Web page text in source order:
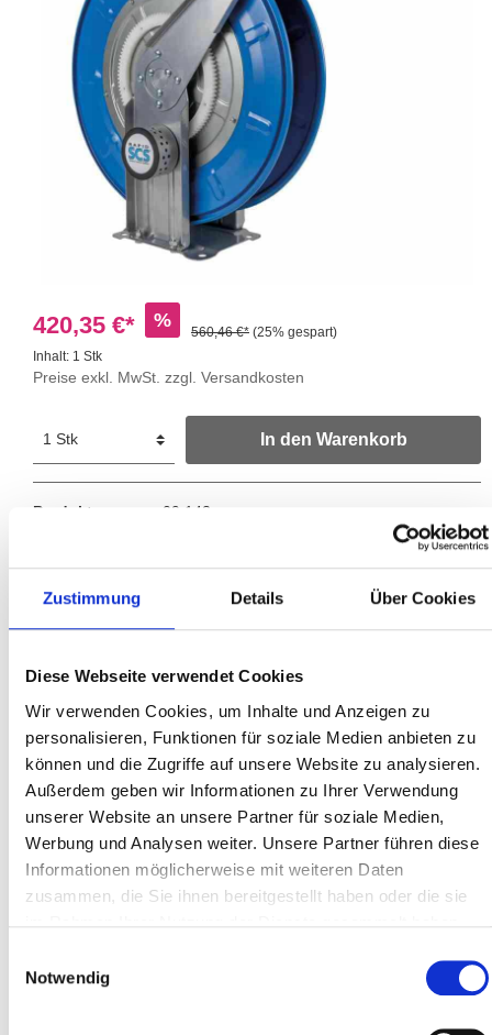
Zustimmung Details Über Cookies
Diese Webseite verwendet Cookies
Wir verwenden Cookies, um Inhalte und Anzeigen zu
personalisieren, Funktionen für soziale Medien anbieten zu
können und die Zugriffe auf unsere Website zu analysieren.
Außerdem geben wir Informationen zu Ihrer Verwendung
unserer Website an unsere Partner für soziale Medien,
Werbung und Analysen weiter. Unsere Partner führen diese
Informationen möglicherweise mit weiteren Daten
zusammen, die Sie ihnen bereitgestellt haben oder die sie
Notwendig
420,35 €* %
560,46 €* (25% gespart)
Inhalt: 1 Stk
Preise exkl. MwSt. zzgl. Versandkosten
In den Warenkorb
Produktnummer: 09 143
Automatischer Schlauchaufroller in lackierter
RollenMehrfachrasterung p… Mehr
Zubehör